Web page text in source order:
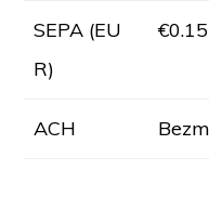
SEPA (EU
R)
€0.15
ACH